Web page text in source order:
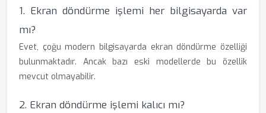
1. Ekran döndürme işlemi her bilgisayarda var
mı?
Evet, çoğu modern bilgisayarda ekran döndürme özelliği
bulunmaktadır. Ancak bazı eski modellerde bu özellik
mevcut olmayabilir.
2. Ekran döndürme işlemi kalıcı mı?